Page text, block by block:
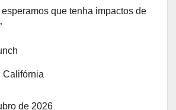
que tenha impactos de
Califórnia
de 2026